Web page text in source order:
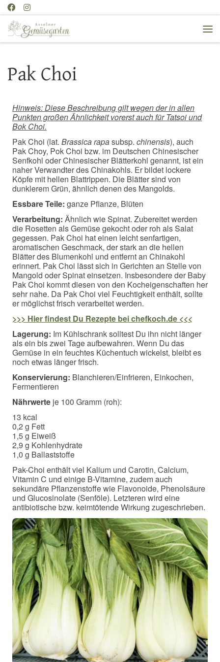
Zum Inhalt springen
Pak Choi
Hinweis: Diese Beschreibung gilt wegen der in allen
Punkten großen Ähnlichkeit vorerst auch für Tatsoi und
Bok Choi.
Pak Choi (lat. Brassica rapasubsp. chinensis), auch
Pak Choy, Pok Choi bzw. im Deutschen Chinesischer
Senfkohl oder Chinesischer Blätterkohl genannt, ist ein
naher Verwandter des Chinakohls. Er bildet lockere
Köpfe mit hellen Blattrippen. Die Blätter sind von
dunklerem Grün, ähnlich denen des Mangolds.
Essbare Teile: ganze Pflanze, Blüten
Verarbeitung: Ähnlich wie Spinat. Zubereitet werden
die Rosetten als Gemüse gekocht oder roh als Salat
gegessen. Pak Choi hat einen leicht senfartigen,
aromatischen Geschmack, der stark an die hellen
Blätter des Blumenkohl und entfernt an Chinakohl
erinnert. Pak Choi lässt sich in Gerichten an Stelle von
Mangold oder Spinat einsetzen. Insbesondere der Baby
Pak Choi kommt diesen von den Kocheigenschaften her
sehr nahe. Da Pak Choi viel Feuchtigkeit enthält, sollte
er möglichst frisch verarbeitet werden.
>>> Hier findest Du Rezepte bei chefkoch.de <<<
Lagerung: Im Kühlschrank solltest Du ihn nicht länger
als ein bis zwei Tage aufbewahren. Wenn Du das
Gemüse in ein feuchtes Küchentuch wickelst, bleibt es
noch etwas länger frisch.
Konservierung: Blanchieren/Einfrieren, Einkochen,
Fermentieren
Nährwerte je 100 Gramm (roh):
13 kcal
0,2 g Fett
1,5 g Eiweiß
2,9 g Kohlenhydrate
1,0 g Ballaststoffe
Pak-Choi enthält viel Kalium und Carotin, Calcium,
Vitamin C und einige B-Vitamine, zudem auch
sekundäre Pflanzenstoffe wie Flavonoide, Phenolsäure
und Glucosinolate (Senföle). Letzteren wird eine
antibiotische bzw. keimtötende Wirkung zugeschrieben.